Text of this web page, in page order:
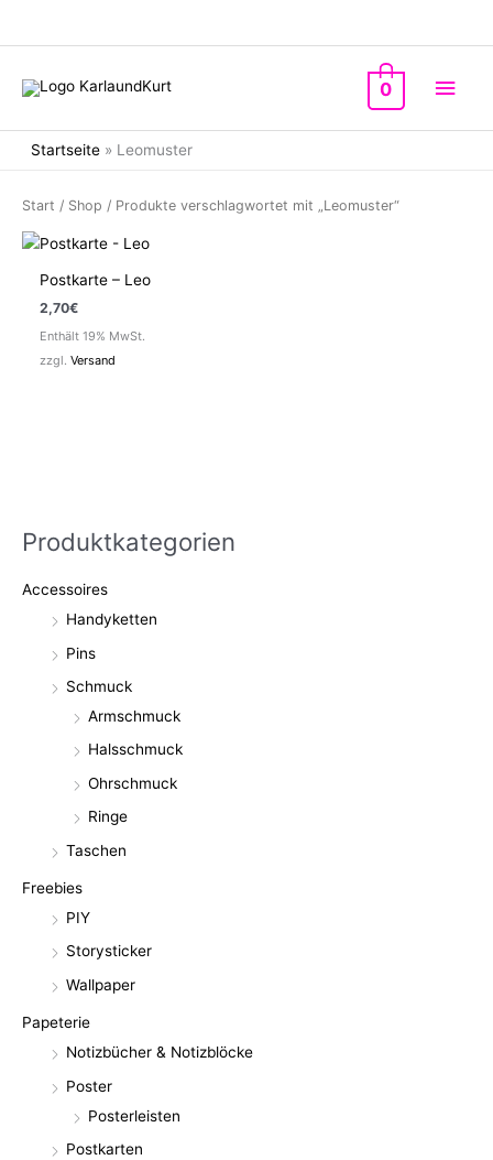
0
Startseite » Leomuster
Produktkategorien
Accessoires
Handyketten
Pins
Schmuck
Armschmuck
Halsschmuck
Ohrschmuck
Ringe
Taschen
Freebies
PIY
Storysticker
Wallpaper
Papeterie
Notizbücher & Notizblöcke
Poster
Posterleisten
Postkarten
Start / Shop / Produkte verschlagwortet mit „Leomuster“
Postkarte – Leo
2,70€
Enthält 19% MwSt.
zzgl.Versand